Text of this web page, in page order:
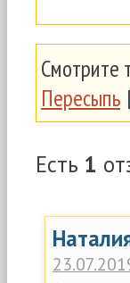
Смотрите
Пересыпь |
Есть 1